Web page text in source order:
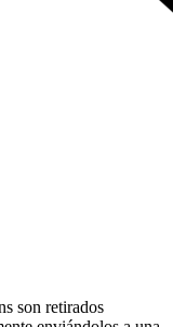
son retirados